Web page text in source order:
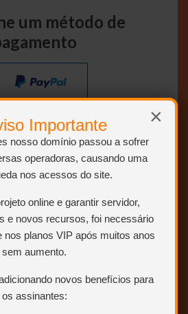
×
Importante
nosso domínio passou a sofrer
operadoras, causando uma
nos acessos do site.
online e garantir servidor,
e novos recursos, foi necessário
nos planos VIP após muitos anos
sem aumento.
novos benefícios para
os assinantes:
um método de